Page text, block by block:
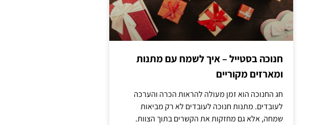
חנוכה בסטייל – איך לשמח עם מתנות
ומארזים מקוריים
חג החנוכה הוא זמן מעולה להראות הכרה והערכה
לעובדים. מתנות חנוכה לעובדים לא רק מביאות
שמחה, אלא גם מחזקות את הקשרים בתוך הצוות.